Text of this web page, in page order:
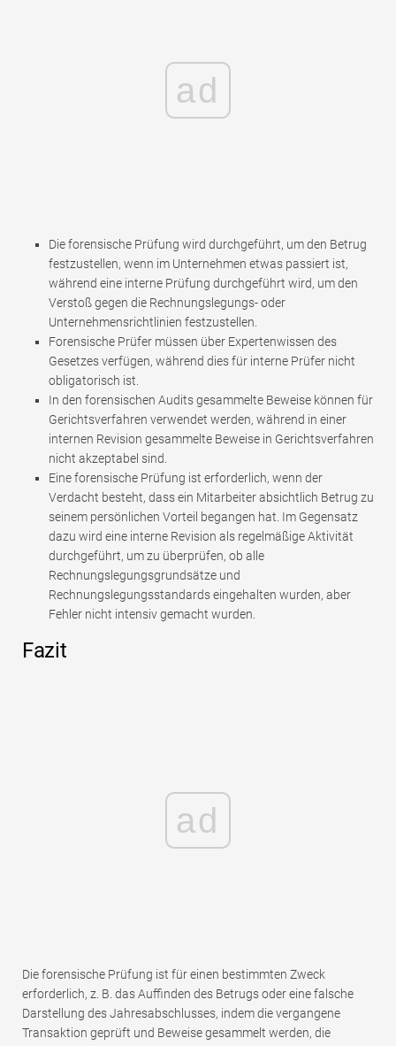
ad
Die forensische Prüfung wird durchgeführt, um den Betrug
festzustellen, wenn im Unternehmen etwas passiert ist,
während eine interne Prüfung durchgeführt wird, um den
Verstoß gegen die Rechnungslegungs- oder
Unternehmensrichtlinien festzustellen.
Forensische Prüfer müssen über Expertenwissen des
Gesetzes verfügen, während dies für interne Prüfer nicht
obligatorisch ist.
In den forensischen Audits gesammelte Beweise können für
Gerichtsverfahren verwendet werden, während in einer
internen Revision gesammelte Beweise in Gerichtsverfahren
nicht akzeptabel sind.
Eine forensische Prüfung ist erforderlich, wenn der
Verdacht besteht, dass ein Mitarbeiter absichtlich Betrug zu
seinem persönlichen Vorteil begangen hat. Im Gegensatz
dazu wird eine interne Revision als regelmäßige Aktivität
durchgeführt, um zu überprüfen, ob alle
Rechnungslegungsgrundsätze und
Rechnungslegungsstandards eingehalten wurden, aber
Fehler nicht intensiv gemacht wurden.
Fazit
ad
Die forensische Prüfung ist für einen bestimmten Zweck
erforderlich, z. B. das Auffinden des Betrugs oder eine falsche
Darstellung des Jahresabschlusses, indem die vergangene
Transaktion geprüft und Beweise gesammelt werden, die